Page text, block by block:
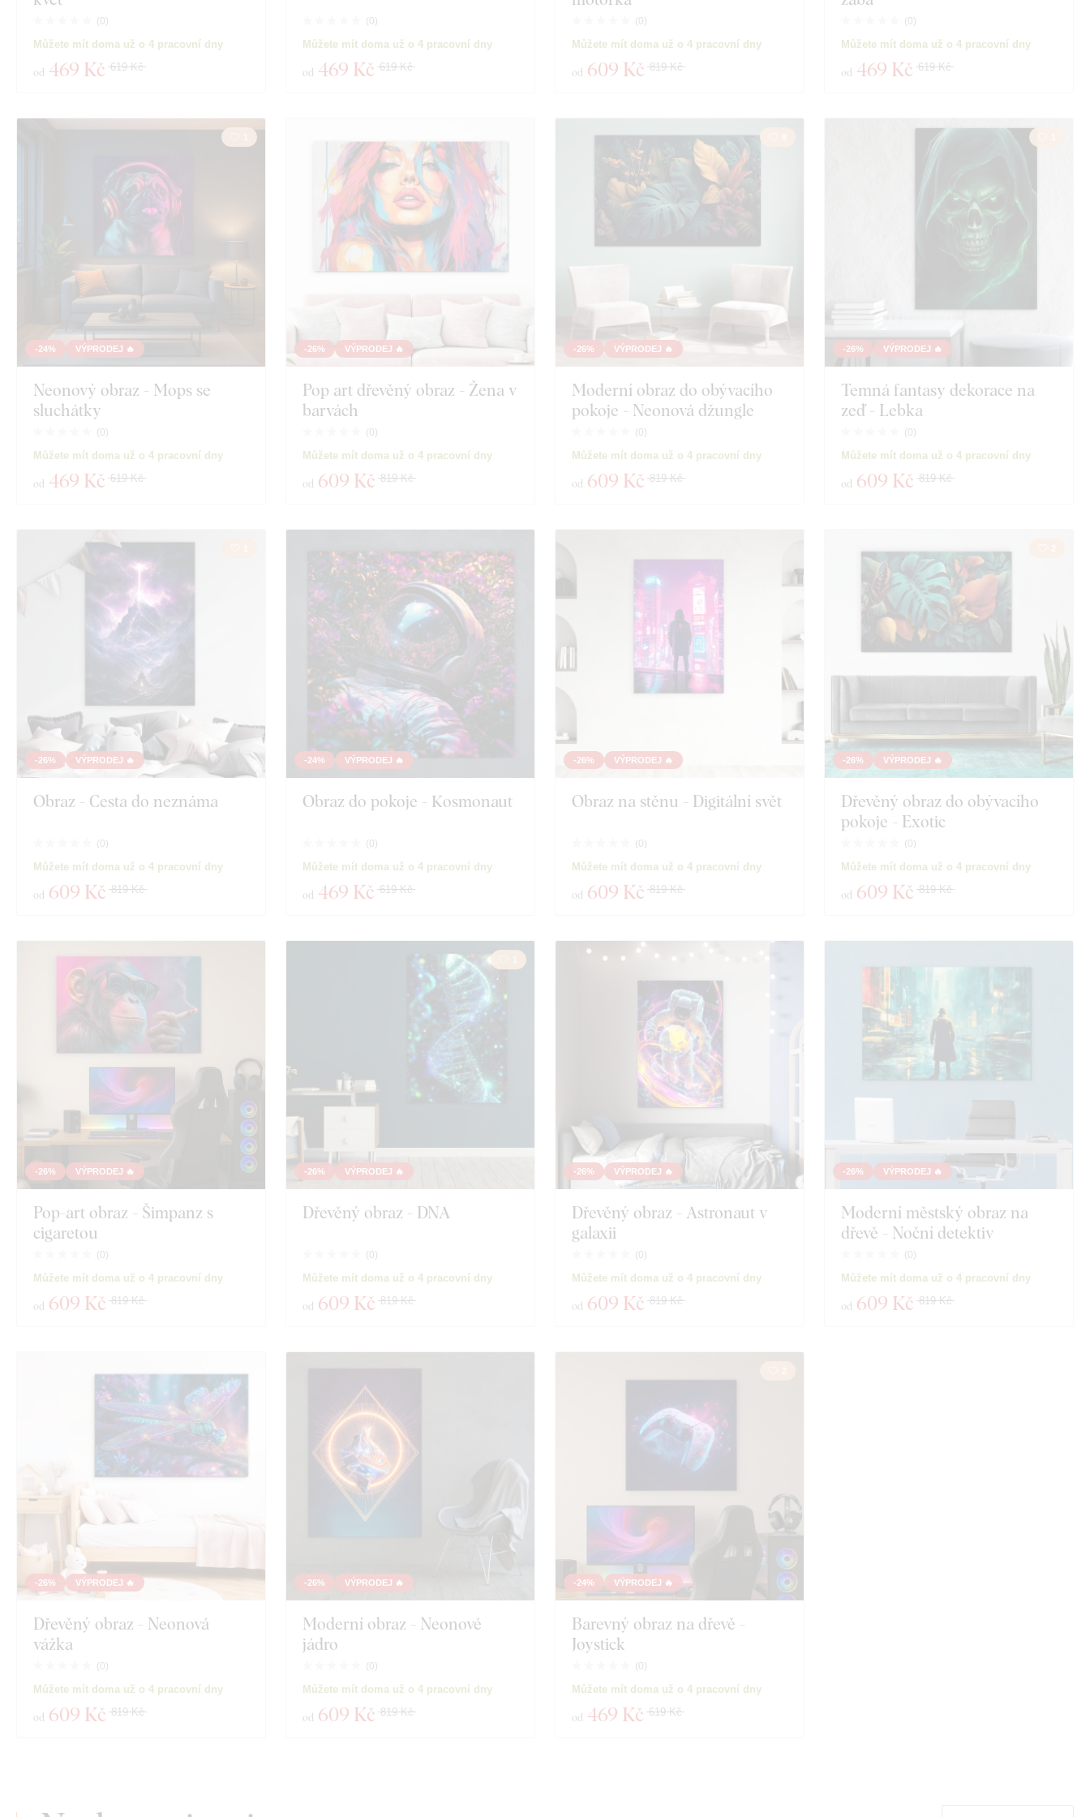
( 0)
Můžete mít doma už o 4 pracovní dny
od 469 Kč 619 Kč
( 0)
Můžete mít doma už o 4 pracovní dny
od 469 Kč 619 Kč
( 0)
Můžete mít doma už o 4 pracovní dny
od 609 Kč 819 Kč
( 0)
Můžete mít doma už o 4 pracovní dny
od 469 Kč 619 Kč
-24% VÝPRODEJ 🔥
Neonový obraz - Mops se
sluchátky
( 0)
Můžete mít doma už o 4 pracovní dny
od 469 Kč 619 Kč
-26% VÝPRODEJ 🔥
Pop art dřevěný obraz - Žena v
barvách
( 0)
Můžete mít doma už o 4 pracovní dny
od 609 Kč 819 Kč
-26% VÝPRODEJ 🔥
Moderní obraz do obývacího
pokoje - Neonová džungle
( 0)
Můžete mít doma už o 4 pracovní dny
od 609 Kč 819 Kč
-26% VÝPRODEJ 🔥
Temná fantasy dekorace na
zeď - Lebka
( 0)
Můžete mít doma už o 4 pracovní dny
od 609 Kč 819 Kč
-26% VÝPRODEJ 🔥
Obraz - Cesta do neznáma
( 0)
Můžete mít doma už o 4 pracovní dny
od 609 Kč 819 Kč
-24% VÝPRODEJ 🔥
Obraz do pokoje - Kosmonaut
( 0)
Můžete mít doma už o 4 pracovní dny
od 469 Kč 619 Kč
-26% VÝPRODEJ 🔥
Obraz na stěnu - Digitální svět
( 0)
Můžete mít doma už o 4 pracovní dny
od 609 Kč 819 Kč
-26% VÝPRODEJ 🔥
Dřevěný obraz do obývacího
pokoje - Exotic
( 0)
Můžete mít doma už o 4 pracovní dny
od 609 Kč 819 Kč
-26% VÝPRODEJ 🔥
Pop-art obraz - Šimpanz s
cigaretou
( 0)
Můžete mít doma už o 4 pracovní dny
od 609 Kč 819 Kč
-26% VÝPRODEJ 🔥
Dřevěný obraz - DNA
( 0)
Můžete mít doma už o 4 pracovní dny
od 609 Kč 819 Kč
-26% VÝPRODEJ 🔥
Dřevěný obraz - Astronaut v
galaxii
( 0)
Můžete mít doma už o 4 pracovní dny
od 609 Kč 819 Kč
-26% VÝPRODEJ 🔥
Moderní městský obraz na
dřevě - Noční detektiv
( 0)
Můžete mít doma už o 4 pracovní dny
od 609 Kč 819 Kč
-26% VÝPRODEJ 🔥
Dřevěný obraz - Neonová
vážka
( 0)
Můžete mít doma už o 4 pracovní dny
od 609 Kč 819 Kč
-26% VÝPRODEJ 🔥
Moderní obraz - Neonové
jádro
( 0)
Můžete mít doma už o 4 pracovní dny
od 609 Kč 819 Kč
-24% VÝPRODEJ 🔥
Barevný obraz na dřevě -
Joystick
( 0)
Můžete mít doma už o 4 pracovní dny
od 469 Kč 619 Kč